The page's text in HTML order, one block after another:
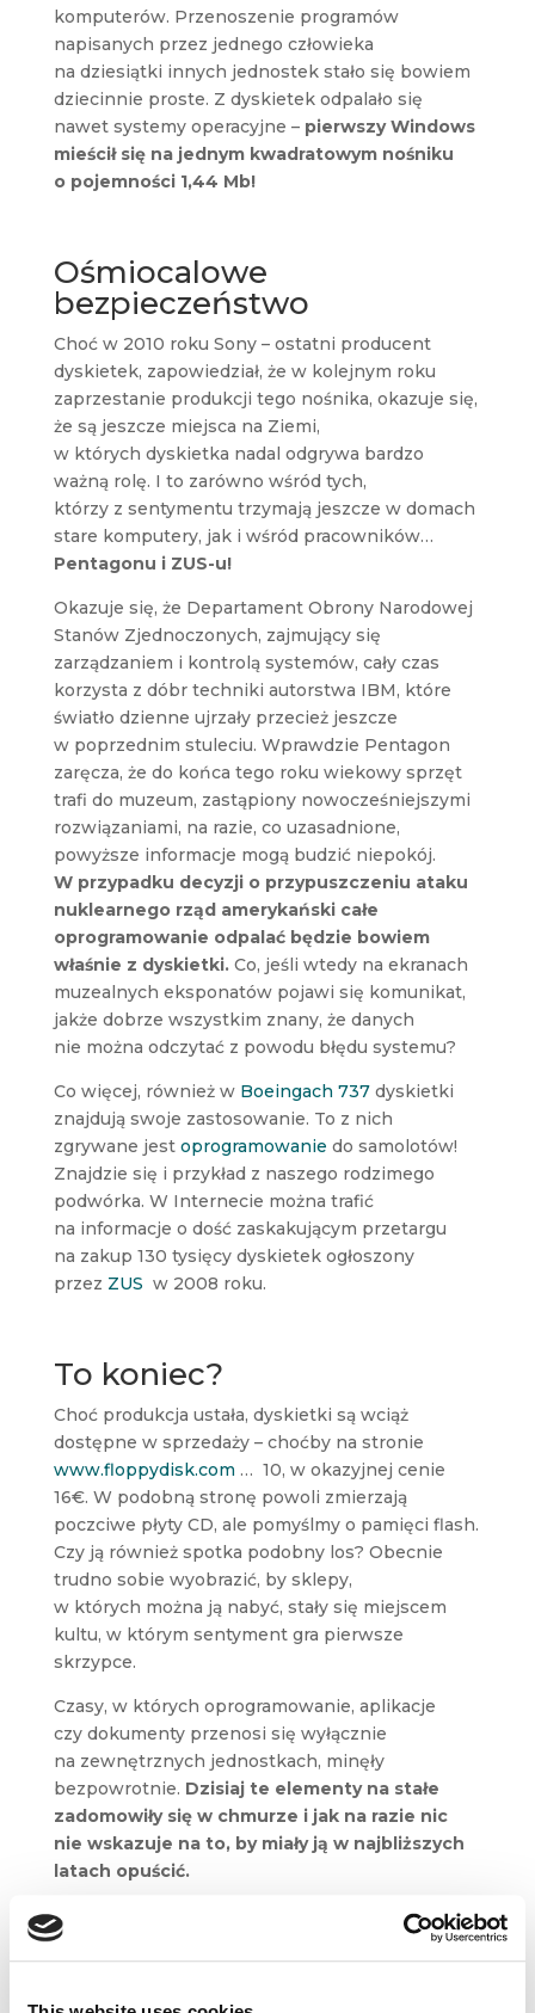
komputerów. Przenoszenie programów
napisanych przez jednego człowieka
na dziesiątki innych jednostek stało się bowiem
dziecinnie proste. Z dyskietek odpalało się
nawet systemy operacyjne – pierwszy Windows
mieścił się na jednym kwadratowym nośniku
o pojemności 1,44 Mb!
Ośmiocalowe
bezpieczeństwo
Choć w 2010 roku Sony – ostatni producent
dyskietek, zapowiedział, że w kolejnym roku
zaprzestanie produkcji tego nośnika, okazuje się,
że są jeszcze miejsca na Ziemi,
w których dyskietka nadal odgrywa bardzo
ważną rolę. I to zarówno wśród tych,
którzy z sentymentu trzymają jeszcze w domach
stare komputery, jak i wśród pracowników…
Pentagonu i ZUS-u!
Okazuje się, że Departament Obrony Narodowej
Stanów Zjednoczonych, zajmujący się
zarządzaniem i kontrolą systemów, cały czas
korzysta z dóbr techniki autorstwa IBM, które
światło dzienne ujrzały przecież jeszcze
w poprzednim stuleciu. Wprawdzie Pentagon
zaręcza, że do końca tego roku wiekowy sprzęt
trafi do muzeum, zastąpiony nowocześniejszymi
rozwiązaniami, na razie, co uzasadnione,
powyższe informacje mogą budzić niepokój.
W przypadku decyzji o przypuszczeniu ataku
nuklearnego rząd amerykański całe
oprogramowanie odpalać będzie bowiem
właśnie z dyskietki.Co, jeśli wtedy na ekranach
muzealnych eksponatów pojawi się komunikat,
jakże dobrze wszystkim znany, że danych
nie można odczytać z powodu błędu systemu?
Co więcej, również w Boeingach 737dyskietki
znajdują swoje zastosowanie. To z nich
zgrywane jest oprogramowanie do samolotów!
Znajdzie się i przykład z naszego rodzimego
podwórka. W Internecie można trafić
na informacje o dość zaskakującym przetargu
na zakup 130 tysięcy dyskietek ogłoszony
przez ZUS w 2008 roku.
To koniec?
Choć produkcja ustała, dyskietki są wciąż
dostępne w sprzedaży – choćby na stronie
www.floppydisk.com … 10, w okazyjnej cenie
16€. W podobną stronę powoli zmierzają
poczciwe płyty CD, ale pomyślmy o pamięci flash.
Czy ją również spotka podobny los? Obecnie
trudno sobie wyobrazić, by sklepy,
w których można ją nabyć, stały się miejscem
kultu, w którym sentyment gra pierwsze
skrzypce.
Czasy, w których oprogramowanie, aplikacje
czy dokumenty przenosi się wyłącznie
na zewnętrznych jednostkach, minęły
bezpowrotnie. Dzisiaj te elementy na stałe
zadomowiły się w chmurze i jak na razie nic
nie wskazuje na to, by miały ją w najbliższych
latach opuścić.
Choć oczywiście nie możemy być pewni tego, jak
naszą technologiczną codzienność odmieni